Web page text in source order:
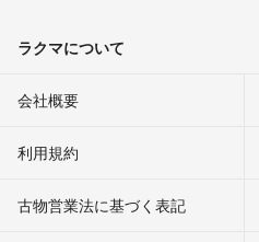
ラクマについて
会社概要
利用規約
古物営業法に基づく表記